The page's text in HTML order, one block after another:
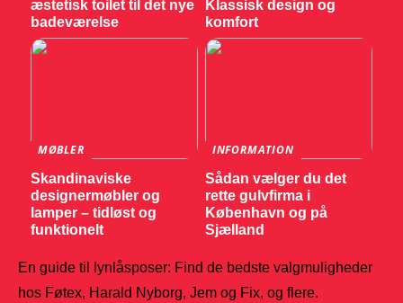
æstetisk toilet til det nye
badeværelse
Klassisk design og
komfort
MØBLER
Skandinaviske
designermøbler og
lamper – tidløst og
funktionelt
INFORMATION
Sådan vælger du det
rette gulvfirma i
København og på
Sjælland
En guide til lynlåsposer: Find de bedste valgmuligheder
hos Føtex, Harald Nyborg, Jem og Fix, og flere.